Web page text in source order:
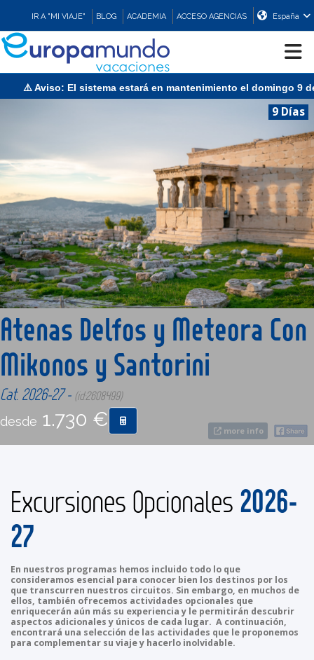
IR A "MI VIAJE" BLOG ACADEMIA ACCESO AGENCIAS España
CRUCEROS
ASIA
ORIENTE
PROMOCIONES
COMPRAR
CONTACTO
⚠️ Aviso: El sistema estará en mantenimiento el domingo 9 de
9 Días
more info
Atenas Delfos y Meteora Con
Mikonos y Santorini
Cat. 2026-27 - (id:2608499)
desde 1.730 €
Excursiones Opcionales 2026-
27
En nuestros programas hemos incluido todo lo que
consideramos esencial para conocer bien los destinos por los
que transcurren nuestros circuitos. Sin embargo, en muchos de
ellos, también ofrecemos actividades opcionales que
enriquecerán aún más su experiencia y le permitirán descubrir
aspectos adicionales y únicos de cada lugar. A continuación,
encontrará una selección de las actividades que le proponemos
para complementar su viaje y hacerlo inolvidable.